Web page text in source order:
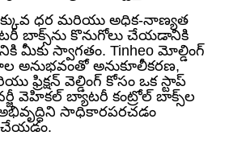
ధర మరియు అధిక-నాణ్యత
బాక్స్‌ను కొనుగోలు చేయడానికి
మీకు స్వాగతం. Tinheo మోల్డింగ్
అనుభవంతో అనుకూలీకరణ,
ఫ్రిక్షన్ వెల్డింగ్ కోసం ఒక స్టాప్
వెహికల్ బ్యాటరీ కంట్రోల్ బాక్స్‌ల
సాధికారపరచడం
చేయడం.